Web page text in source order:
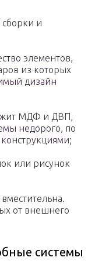
сборки и
элементов,
из которых
дизайн
МДФ и ДВП,
недорого, по
или рисунок
от внешнего
системы